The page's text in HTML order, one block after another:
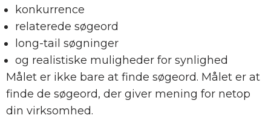
konkurrence
relaterede søgeord
long-tail søgninger
og realistiske muligheder for synlighed
Målet er ikke bare at finde søgeord. Målet er at
finde de søgeord, der giver mening for netop
din virksomhed.